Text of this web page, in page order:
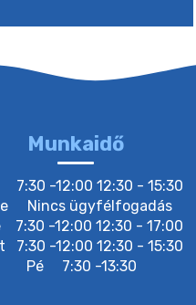
Munkaidő
7:30 -12:00 12:30 - 15:30
Nincs ügyfélfogadás
7:30 -12:00 12:30 - 17:00
7:30 -12:00 12:30 - 15:30
Pé
7:30 -13:30